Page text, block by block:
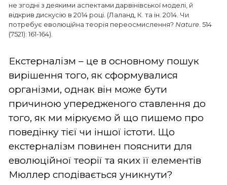
не згодні з деякими аспектами дарвінівської моделі, й
відкрив дискусію в 2014 році. (Лаланд, К. та ін. 2014. Чи
потребує еволюційна теорія переосмислення? Nature . 514
(7521): 161-164).
Екстерналізм – це в основному пошук
вирішення того, як сформувалися
організми, однак він може бути
причиною упередженого ставлення до
того, як ми міркуємо й що пишемо про
поведінку тієї чи іншої істоти. Що
екстерналізм повинен пояснити для
еволюційної теорії та яких її елементів
Мюллер сподівається уникнути?